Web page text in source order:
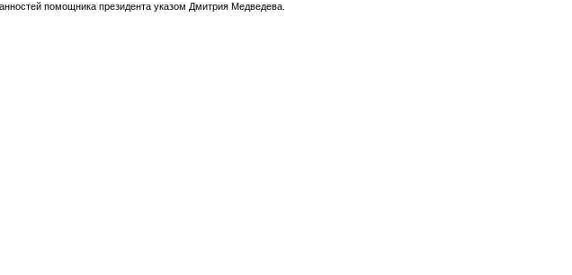
помощника президента указом Дмитрия Медведева.